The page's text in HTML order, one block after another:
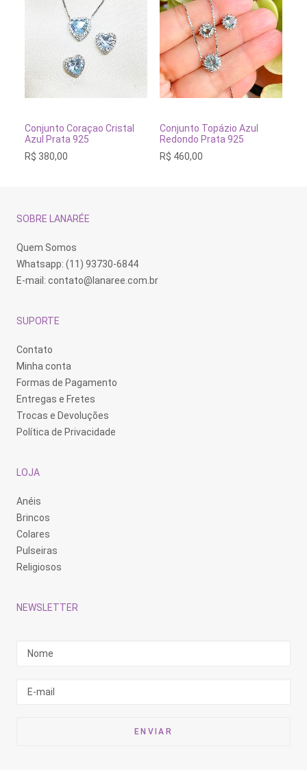
ADICIONAR AO CARRINHO
Conjunto Coraçao Cristal
Azul Prata 925
R$ 380,00
ADICIONAR AO
Conjunto Topázio Azul
Redondo Prata 925
R$ 460,00
SOBRE LANARÉE
Quem Somos
Whatsapp: (11) 93730-6844
E-mail: contato@lanaree.com.br
SUPORTE
Contato
Minha conta
Formas de Pagamento
Entregas e Fretes
Trocas e Devoluções
Política de Privacidade
LOJA
Anéis
Brincos
Colares
Pulseiras
Religiosos
NEWSLETTER